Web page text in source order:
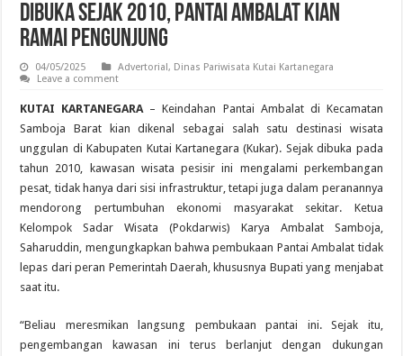
Dibuka Sejak 2010, Pantai Ambalat Kian
Ramai Pengunjung
04/05/2025 Advertorial, Dinas Pariwisata Kutai Kartanegara
Leave a comment
KUTAI KARTANEGARA – Keindahan Pantai Ambalat di Kecamatan
Samboja Barat kian dikenal sebagai salah satu destinasi wisata
unggulan di Kabupaten Kutai Kartanegara (Kukar). Sejak dibuka pada
tahun 2010, kawasan wisata pesisir ini mengalami perkembangan
pesat, tidak hanya dari sisi infrastruktur, tetapi juga dalam peranannya
mendorong pertumbuhan ekonomi masyarakat sekitar. Ketua
Kelompok Sadar Wisata (Pokdarwis) Karya Ambalat Samboja,
Saharuddin, mengungkapkan bahwa pembukaan Pantai Ambalat tidak
lepas dari peran Pemerintah Daerah, khususnya Bupati yang menjabat
saat itu.
“Beliau meresmikan langsung pembukaan pantai ini. Sejak itu,
pengembangan kawasan ini terus berlanjut dengan dukungan